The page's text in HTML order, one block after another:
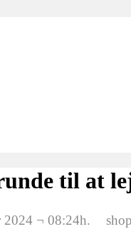
til at
2024 ¬ 08:24h.